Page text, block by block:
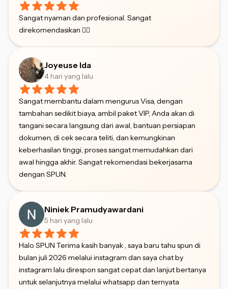
Sangat nyaman dan profesional. Sangat
direkomendasikan 👍🏻
Joyeuse Ida
4 hari yang lalu
Sangat membantu dalam mengurus Visa, dengan
tambahan sedikit biaya, ambil paket VIP, Anda akan di
tangani secara langsung dari awal, bantuan persiapan
dokumen, di cek secara teliti, dan kemungkinan
keberhasilan tinggi, proses sangat memudahkan dari
awal hingga akhir. Sangat rekomendasi bekerjasama
dengan SPUN.
Niniek Pramudyawardani
5 hari yang lalu
Halo SPUN Terima kasih banyak , saya baru tahu spun di
bulan juli 2026 melalui instagram dan saya chat by
instagram lalu direspon sangat cepat dan lanjut bertanya
untuk selanjutnya melalui whatsapp dan ternyata